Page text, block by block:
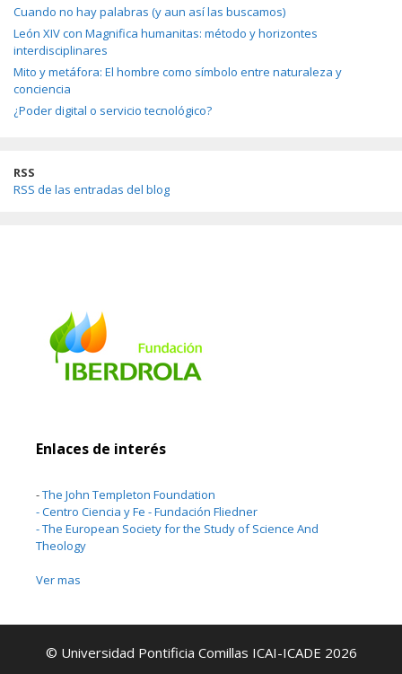
Cuando no hay palabras (y aun así las buscamos)
León XIV con Magnifica humanitas: método y horizontes
interdisciplinares
Mito y metáfora: El hombre como símbolo entre naturaleza y
conciencia
¿Poder digital o servicio tecnológico?
RSS
RSS de las entradas del blog
Enlaces de interés
-The John Templeton Foundation
-Centro Ciencia y Fe - Fundación Fliedner
-The European Society for the Study of Science And
Theology
Ver mas
© Universidad Pontificia Comillas ICAI-ICADE 2026